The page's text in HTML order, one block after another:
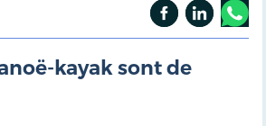
kayak sont de